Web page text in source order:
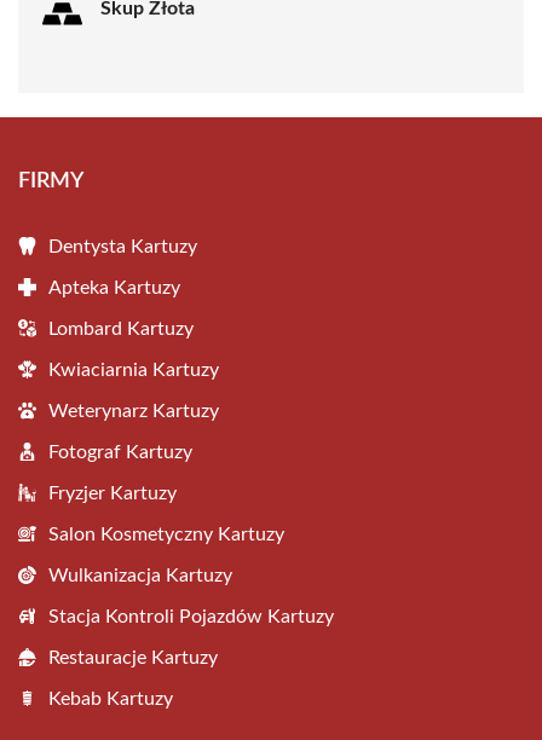
Skup Złota
FIRMY
Dentysta Kartuzy
Apteka Kartuzy
Lombard Kartuzy
Kwiaciarnia Kartuzy
Weterynarz Kartuzy
Fotograf Kartuzy
Fryzjer Kartuzy
Salon Kosmetyczny Kartuzy
Wulkanizacja Kartuzy
Stacja Kontroli Pojazdów Kartuzy
Restauracje Kartuzy
Kebab Kartuzy